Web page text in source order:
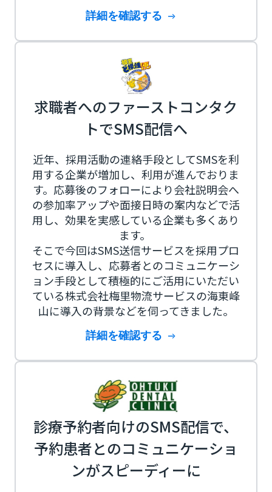
詳細を確認する
求職者へのファーストコンタク
トでSMS配信へ
近年、採用活動の連絡手段としてSMSを利
用する企業が増加し、利用が進んでおりま
す。応募後のフォローにより会社説明会へ
の参加率アップや面接日時の案内などで活
用し、効果を実感している企業も多くあり
ます。
そこで今回はSMS送信サービスを採用プロ
セスに導入し、応募者とのコミュニケーシ
ョン手段として積極的にご活用にいただい
ている株式会社梅里物流サービスの海東峰
山に導入の背景などを伺ってきました。
詳細を確認する
診療予約者向けのSMS配信で、
予約患者とのコミュニケーショ
ンがスピーディーに